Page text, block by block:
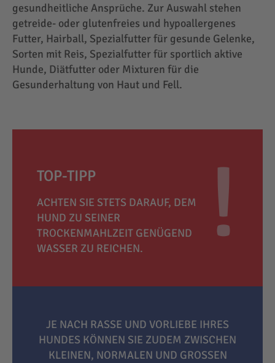
gesundheitliche Ansprüche. Zur Auswahl stehen
getreide- oder glutenfreies und hypoallergenes
Futter, Hairball, Spezialfutter für gesunde Gelenke,
Sorten mit Reis, Spezialfutter für sportlich aktive
Hunde, Diätfutter oder Mixturen für die
Gesunderhaltung von Haut und Fell.
TOP-TIPP
ACHTEN SIE STETS DARAUF, DEM
HUND ZU SEINER
TROCKENMAHLZEIT GENÜGEND
WASSER ZU REICHEN.
JE NACH RASSE UND VORLIEBE IHRES
HUNDES KÖNNEN SIE ZUDEM ZWISCHEN
KLEINEN, NORMALEN UND GROSSEN P